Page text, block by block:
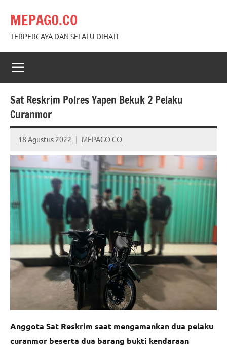
content
MEPAGO.CO
TERPERCAYA DAN SELALU DIHATI
Sat Reskrim Polres Yapen Bekuk 2 Pelaku
Curanmor
18 Agustus 2022 MEPAGO CO
No
comments
Anggota Sat Reskrim saat mengamankan dua pelaku
curanmor beserta dua barang bukti kendaraan